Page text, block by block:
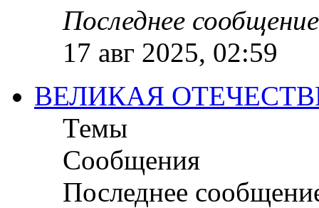
Последнее сообщение
17 авг 2025, 02:59
ВЕЛИКАЯ
Темы
Сообщения
Последнее